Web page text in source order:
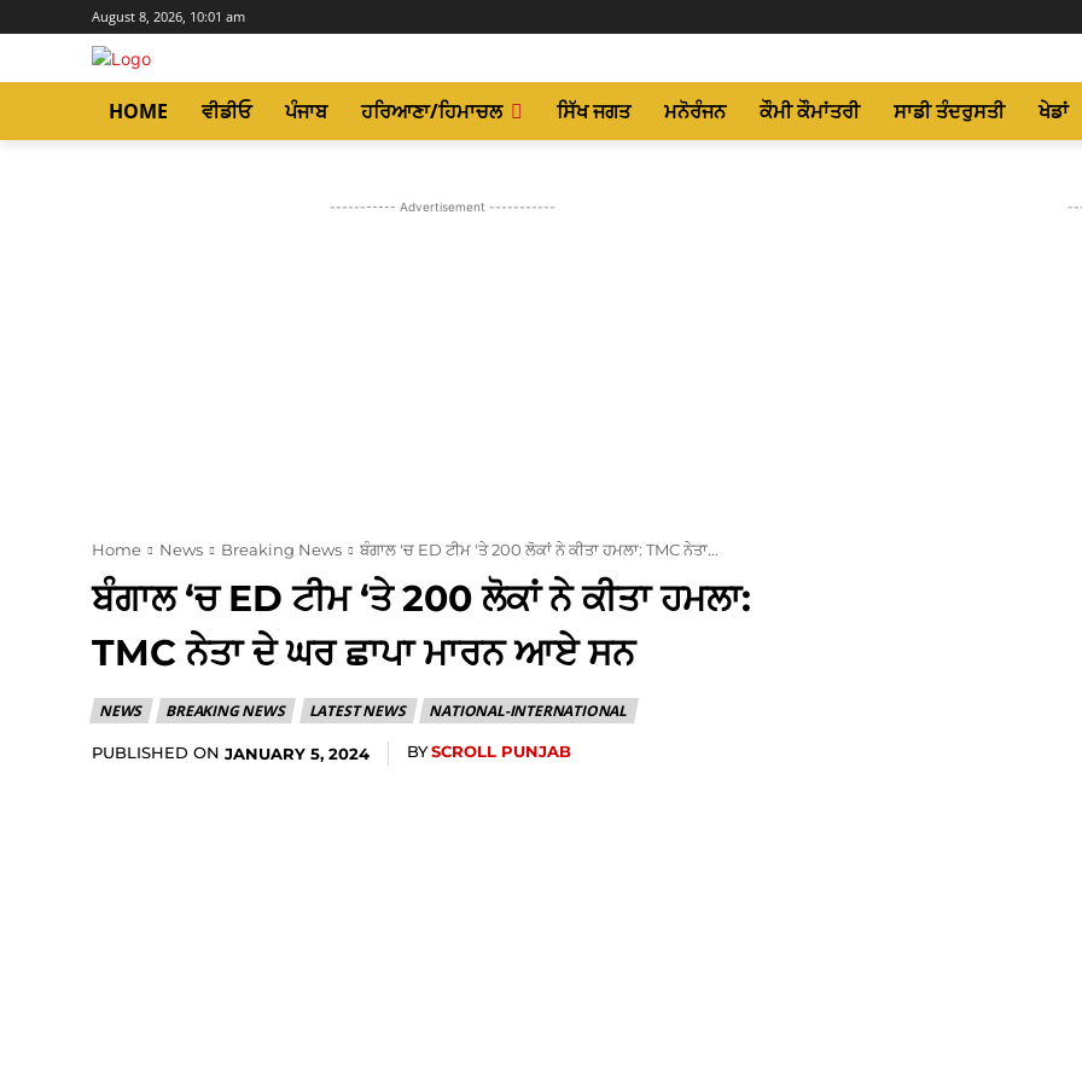
August 8, 2026, 10:01 am
HOME ਵੀਡੀਓ ਪੰਜਾਬ ਹਰਿਆਣਾ/ਹਿਮਾਚਲ ਸਿੱਖ ਜਗਤ ਮਨੋਰੰਜਨ ਕੌਮੀ ਕੌਮਾਂਤਰੀ ਸਾਡੀ ਤੰਦਰੁਸਤੀ ਖੇਡਾਂ
----------- Advertisement -----------
Home News Breaking News ਬੰਗਾਲ 'ਚ ED ਟੀਮ 'ਤੇ 200 ਲੋਕਾਂ ਨੇ ਕੀਤਾ ਹਮਲਾ: TMC ਨੇਤਾ...
ਬੰਗਾਲ ‘ਚ ED ਟੀਮ ‘ਤੇ 200 ਲੋਕਾਂ ਨੇ ਕੀਤਾ ਹਮਲਾ:
TMC ਨੇਤਾ ਦੇ ਘਰ ਛਾਪਾ ਮਾਰਨ ਆਏ ਸਨ
NEWS BREAKING NEWS LATEST NEWS NATIONAL-INTERNATIONAL
PUBLISHED ON JANUARY 5, 2024 BYSCROLL PUNJAB